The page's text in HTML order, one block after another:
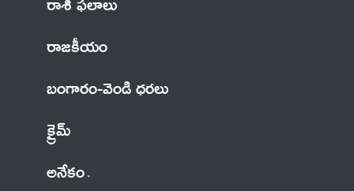
రాజకీయం
బంగారం-వెండి ధరలు
క్రైమ్
అనేకం